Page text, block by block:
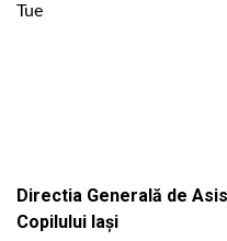
Tue
Directia Generală de
Copilului Iași